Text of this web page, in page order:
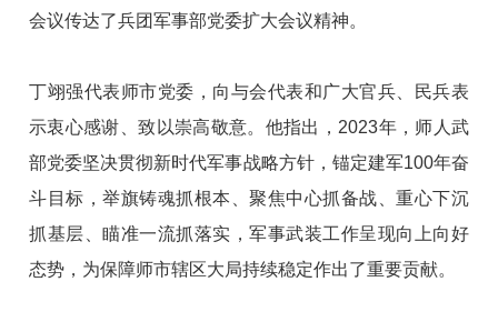
会议传达了兵团军事部党委扩大会议精神。
丁翊强代表师市党委，向与会代表和广大官兵、民兵表
示衷心感谢、致以崇高敬意。他指出，2023年，师人武
部党委坚决贯彻新时代军事战略方针，锚定建军100年奋
斗目标，举旗铸魂抓根本、聚焦中心抓备战、重心下沉
抓基层、瞄准一流抓落实，军事武装工作呈现向上向好
态势，为保障师市辖区大局持续稳定作出了重要贡献。